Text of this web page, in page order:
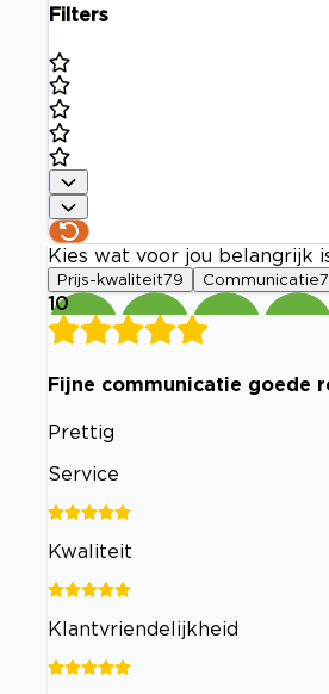
Filters
Kies wat voor jou belangrijk
Prijs-kwaliteit79 Communicatie
10
Fijne communicatie goede
Prettig
Service
Kwaliteit
Klantvriendelijkheid